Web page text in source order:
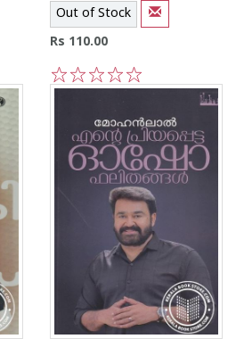
Out of Stock
Rs 110.00
5
4
3
2
1